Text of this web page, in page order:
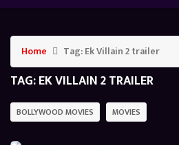
Home Tag:Ek Villain 2 trailer
TAG:EK VILLAIN 2 TRAILER
BOLLYWOOD MOVIES MOVIES